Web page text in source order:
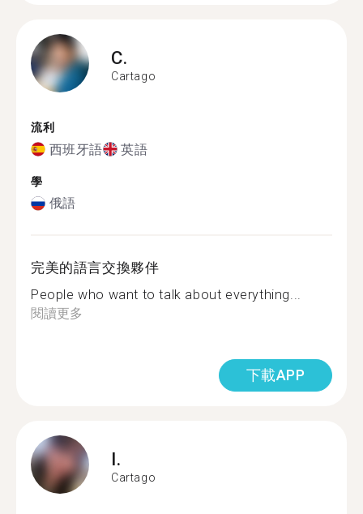
C.
Cartago
流利
西班牙語 英語
學
俄語
完美的語言交換夥伴
People who want to talk about everything...
閱讀更多
下載APP
I.
Cartago